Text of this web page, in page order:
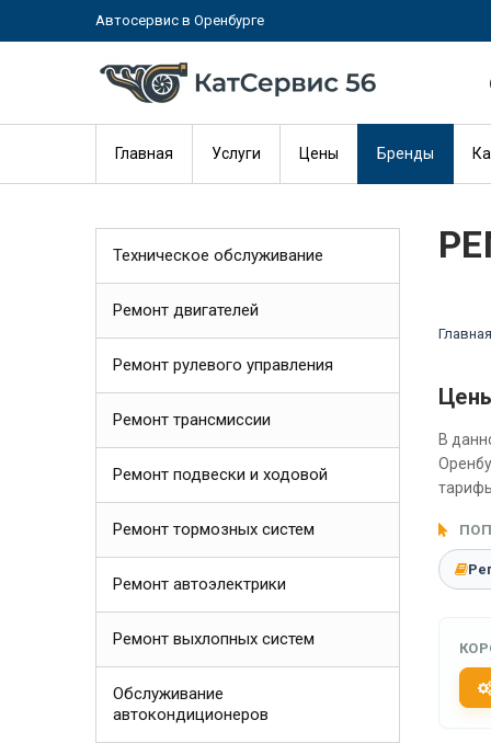
Автосервис в Оренбурге
Главная Услуги Цены Бренды
Главная
В
Техническое обслуживание
Ремонт двигателей
Ремонт рулевого управления
Ремонт трансмиссии
Ремонт подвески и ходовой
Ремонт тормозных систем
Ремонт автоэлектрики
Ремонт выхлопных систем
Обслуживание
автокондиционеров